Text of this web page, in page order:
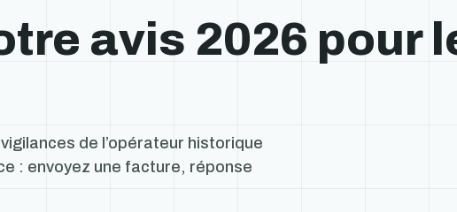
avis 2026 pour
de l’opérateur historique
: envoyez une facture, réponse